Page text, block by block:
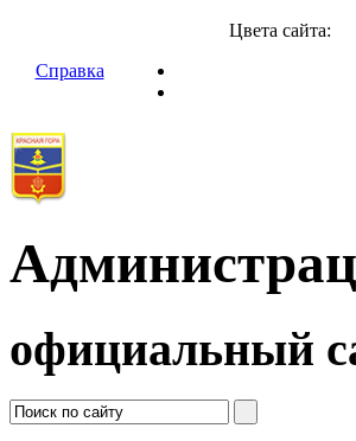
Справка
Цвета сайта:
официальный